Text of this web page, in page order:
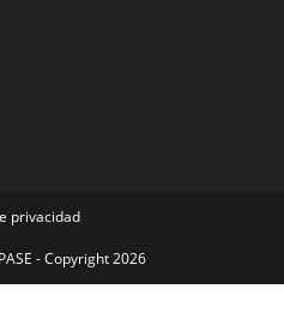
privacidad
- Copyright 2026